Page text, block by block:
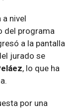
nivel
del programa
a la pantalla
jurado se
, lo que ha
por una